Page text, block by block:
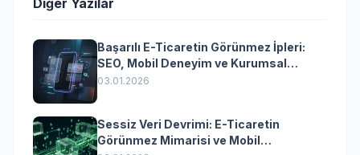
Diğer Yazılar
Başarılı E-Ticaretin Görünmez İpleri:
SEO, Mobil Deneyim ve Kurumsal
Yazılımın Kazandıran Senkronizasyonu
03.01.2026
Sessiz Veri Devrimi: E-Ticaretin
Görünmez Mimarisi ve Mobil